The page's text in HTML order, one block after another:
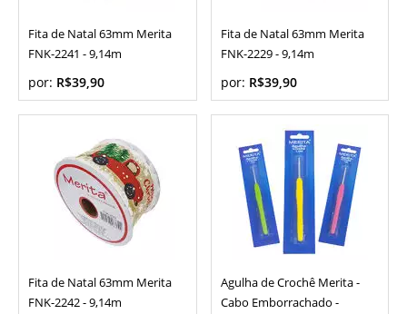
Fita de Natal 63mm Merita
FNK-2241 - 9,14m
por: R$39,90
Fita de Natal 63mm Merita
FNK-2229 - 9,14m
por: R$39,90
Fita de Natal 63mm Merita
FNK-2242 - 9,14m
Agulha de Crochê Merita -
Cabo Emborrachado -